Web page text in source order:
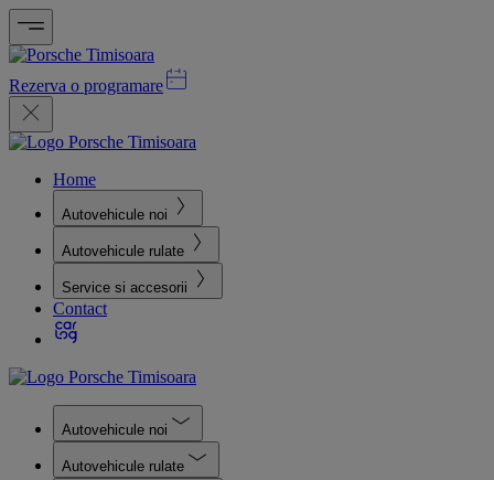
Rezerva o programare
Home
Autovehicule noi
Autovehicule rulate
Service si accesorii
Contact
Autovehicule noi
Autovehicule rulate